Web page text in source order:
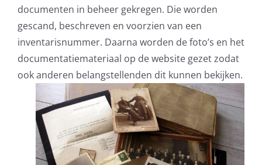
documenten in beheer gekregen. Die worden
gescand, beschreven en voorzien van een
inventarisnummer. Daarna worden de foto’s en het
documentatiemateriaal op de website gezet zodat
ook anderen belangstellenden dit kunnen bekijken.